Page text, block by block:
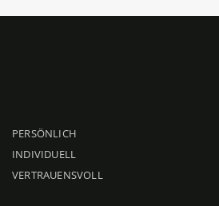
PERSÖNLICH
INDIVIDUELL
VERTRAUENSVOLL